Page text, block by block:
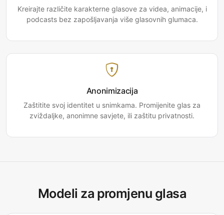
Kreirajte različite karakterne glasove za videa, animacije, i
podcasts bez zapošljavanja više glasovnih glumaca.
Anonimizacija
Zaštitite svoj identitet u snimkama. Promijenite glas za
zviždaljke, anonimne savjete, ili zaštitu privatnosti.
Modeli za promjenu glasa